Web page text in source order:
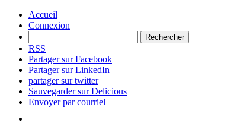
Accueil
Connexion
RSS
Partager sur Facebook
Partager sur LinkedIn
partager sur twitter
Sauvegarder sur Delicious
Envoyer par courriel